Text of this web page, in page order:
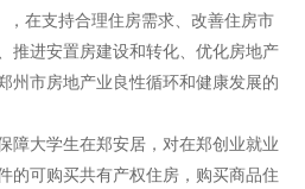
，在支持合理住房需求、改善住房市
推进安置房建设和转化、优化房地产
州市房地产业良性循环和健康发展的
障大学生在郑安居，对在郑创业就业
的可购买共有产权住房，购买商品住